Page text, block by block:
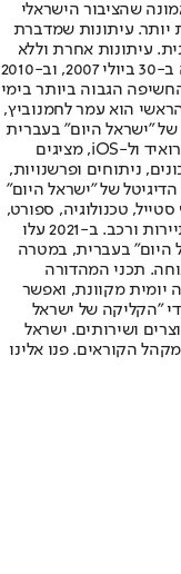
שהציבור הישראלי
יותר. עיתונות שמדברת
עיתונות אחרת וללא
תשלום. המהדורה המודפסת הראשונה פורסמה ב-30 ביולי 2007, וב-2010
הגבוה ביותר בימי
הוא עמר לחמנוביץ,
של "ישראל היום" בעברית
ובאנגלית, כמו כן היישומונים (אפליקציות) לאנדרואיד ול-iOS, מציגים
ניתוחים ופרשנויות,
של "ישראל היום"
טכנולוגיה, ספורט,
כלכלה וצרכנות, בריאות, חיילים, אוכל, יהדות, תיירות ורכב. ב-2021 עלו
היום" בעברית, במטרה
תכני המהדורה
יומית מקוונת, ואפשר
"הקליקה של ישראל
ושירותים. ישראל
הקוראים. פנו אלינו